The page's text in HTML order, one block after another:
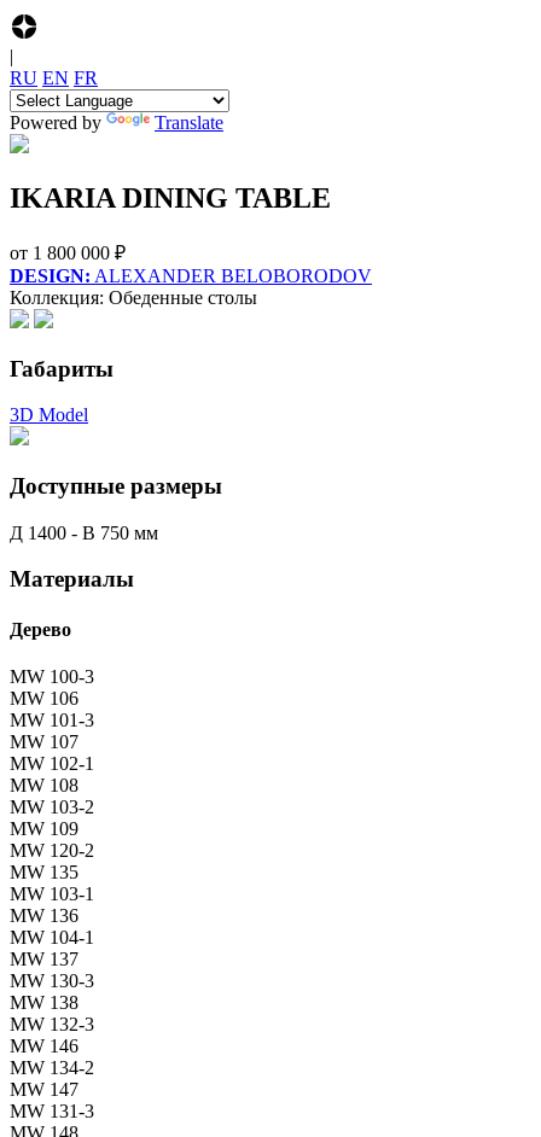
|
R‍U E‍N F‍R
Powered by Translate
IKARIA DINING TABLE
от 1 800 000 ₽
DESIGN: ALEXANDER BELOBORODOV
Коллекция: Обеденные столы
Габариты
3D Model
Доступные размеры
Д 1400 - В 750 мм
Материалы
Дерево
MW 100-3
MW 106
MW 101-3
MW 107
MW 102-1
MW 108
MW 103-2
MW 109
MW 120-2
MW 135
MW 103-1
MW 136
MW 104-1
MW 137
MW 130-3
MW 138
MW 132-3
MW 146
MW 134-2
MW 147
MW 131-3
MW 148